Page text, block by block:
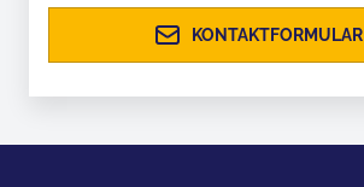
KONTAKTFORMULAR